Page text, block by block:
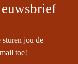
jou de
toe!